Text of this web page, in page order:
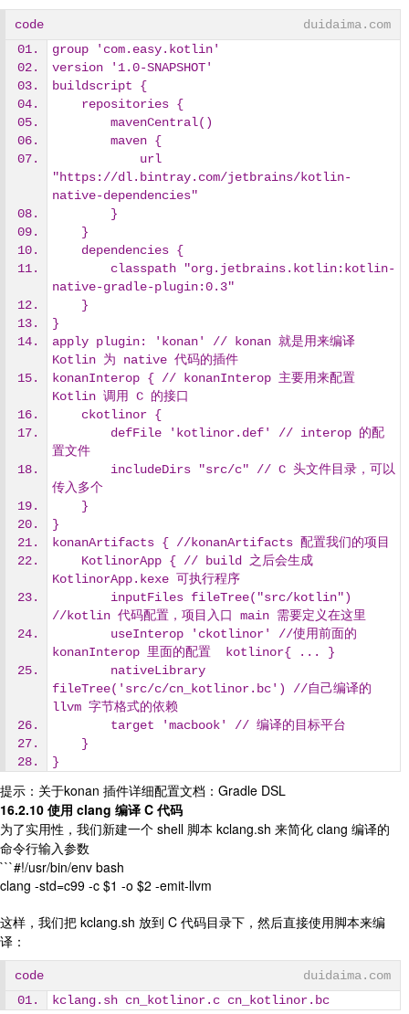
code
duidaima.com
group 'com.easy.kotlin'
version '1.0-SNAPSHOT'
buildscript {
    repositories {
        mavenCentral()
        maven {
"https://dl.bintray.com/jetbrains/kotlin-
native-dependencies"
        }
    }
    dependencies {
native-gradle-plugin:0.3"
    }
}
apply plugin: 'konan' // konan 就是用来编译
Kotlin 为 native 代码的插件
konanInterop { // konanInterop 主要用来配置
Kotlin 调用 C 的接口
    ckotlinor {
置文件
传入多个
    }
}
konanArtifacts { //konanArtifacts 配置我们的项目
KotlinorApp.kexe 可执行程序
//kotlin 代码配置，项目入口 main 需要定义在这里
konanInterop 里面的配置  kotlinor{ ... }
fileTree('src/c/cn_kotlinor.bc') //自己编译的
llvm 字节格式的依赖
        target 'macbook' // 编译的目标平台
    }
}
提示：关于konan 插件详细配置文档：Gradle DSL
16.2.10 使用 clang 编译 C 代码
为了实用性，我们新建一个 shell 脚本 kclang.sh 来简化 clang 编译的
命令行输入参数
```#!/usr/bin/env bash
clang -std=c99 -c $1 -o $2 -emit-llvm
这样，我们把 kclang.sh 放到 C 代码目录下，然后直接使用脚本来编
译：
code
duidaima.com
kclang.sh cn_kotlinor.c cn_kotlinor.bc